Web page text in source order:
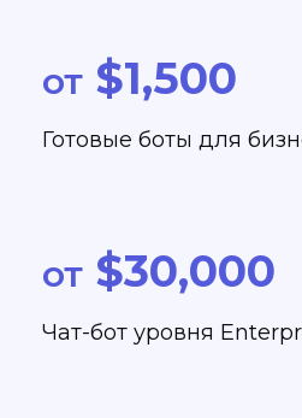
от $1,500
Готовые боты для
от $30,000
Чат-бот уровня